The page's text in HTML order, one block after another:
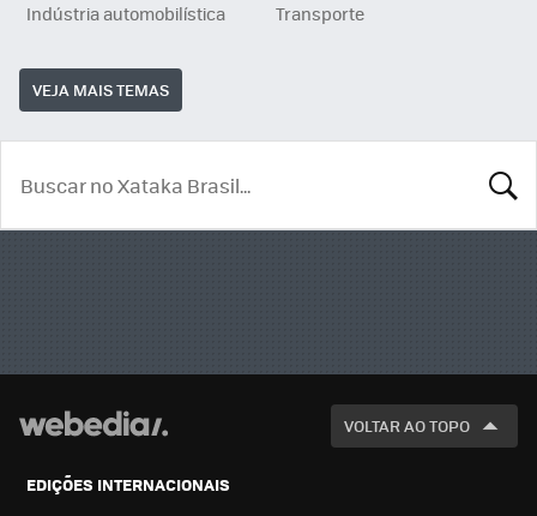
Indústria automobilística
Transporte
VEJA MAIS TEMAS
VOLTAR AO TOPO
EDIÇÕES INTERNACIONAIS